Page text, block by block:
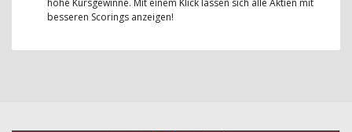
hohe Kursgewinne. Mit einem Klick lassen sich alle Aktien mit
besseren Scorings anzeigen!